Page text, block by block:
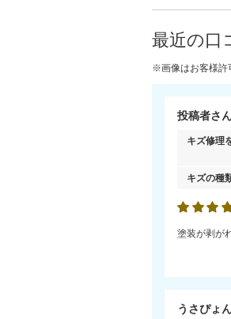
最近の口
※画像はお客様許
投稿者さ
キズ修理
キズの種
塗装が剥が
うさぴょ